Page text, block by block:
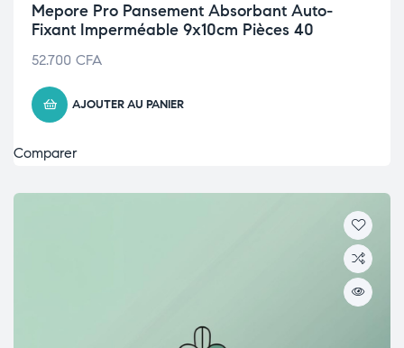
Mepore Pro Pansement Absorbant Auto-
Fixant Imperméable 9x10cm Pièces 40
52.700 CFA
AJOUTER AU PANIER
Comparer